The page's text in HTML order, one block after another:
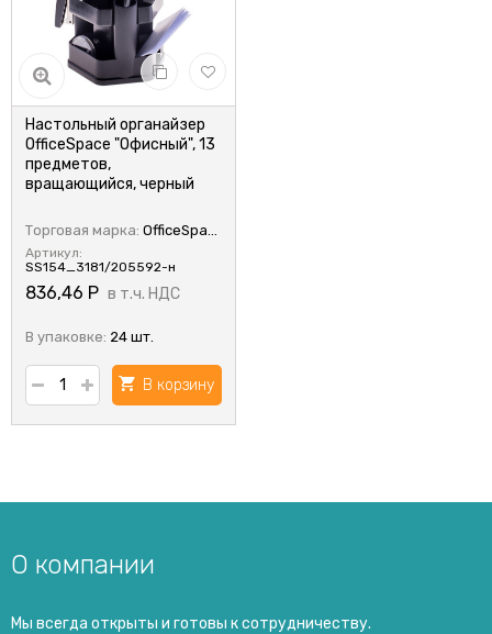
Настольный органайзер
OfficeSpace "Офисный", 13
предметов,
вращающийся, черный
Торговая марка: OfficeSpace
Артикул:
SS154_3181/205592-н
836,46 Р в т.ч. НДС
В упаковке: 24 шт.
В корзину
О компании
Мы всегда открыты и готовы к сотрудничеству.